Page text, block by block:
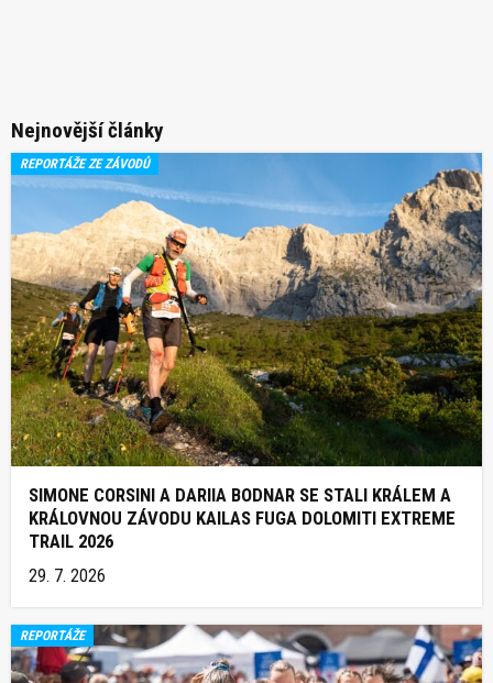
Nejnovější články
REPORTÁŽE ZE ZÁVODŮ
SIMONE CORSINI A DARIIA BODNAR SE STALI KRÁLEM A
KRÁLOVNOU ZÁVODU KAILAS FUGA DOLOMITI EXTREME
TRAIL 2026
29. 7. 2026
REPORTÁŽE